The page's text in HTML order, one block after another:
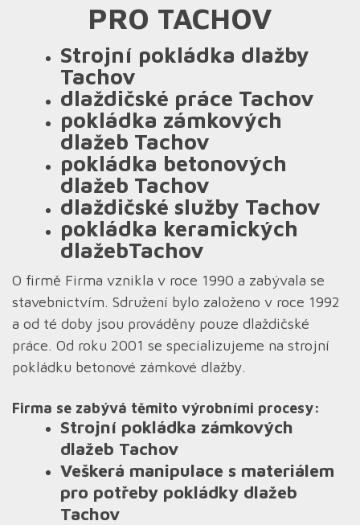
PRO TACHOV
Strojní pokládka dlažby
Tachov
dlaždičské práce Tachov
pokládka zámkových
dlažeb Tachov
pokládka betonových
dlažeb Tachov
dlaždičské služby Tachov
pokládka keramických
dlažebTachov
O firmě Firma vznikla v roce 1990 a zabývala se
stavebnictvím. Sdružení bylo založeno v roce 1992
a od té doby jsou prováděny pouze dlaždičské
práce. Od roku 2001 se specializujeme na strojní
pokládku betonové zámkové dlažby.
Firma se zabývá těmito výrobními procesy:
Strojní pokládka zámkových
dlažeb Tachov
Veškerá manipulace s materiálem
pro potřeby pokládky dlažeb
Tachov